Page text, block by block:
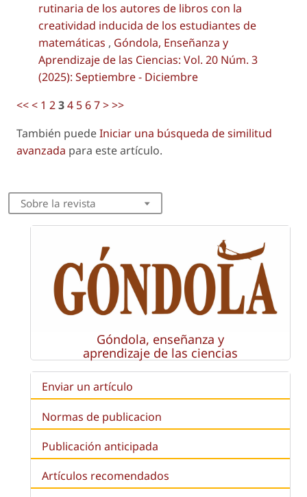
rutinaria de los autores de libros con la
creatividad inducida de los estudiantes de
matemáticas , Góndola, Enseñanza y
Aprendizaje de las Ciencias: Vol. 20 Núm. 3
(2025): Septiembre - Diciembre
<<< 1 234 567>>>
También puedeIniciar una búsqueda de similitud
avanzada para este artículo.
Sobre la revista
Góndola, enseñanza y
aprendizaje de las ciencias
Enviar un artículo
Normas de publicacion
Publicación anticipada
Artículos recomendados